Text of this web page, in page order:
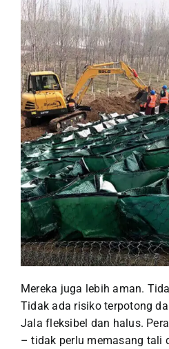
Mereka juga lebih aman.
Tidak ada risiko terpotong
Jala fleksibel dan halus.
– tidak perlu memasang tali